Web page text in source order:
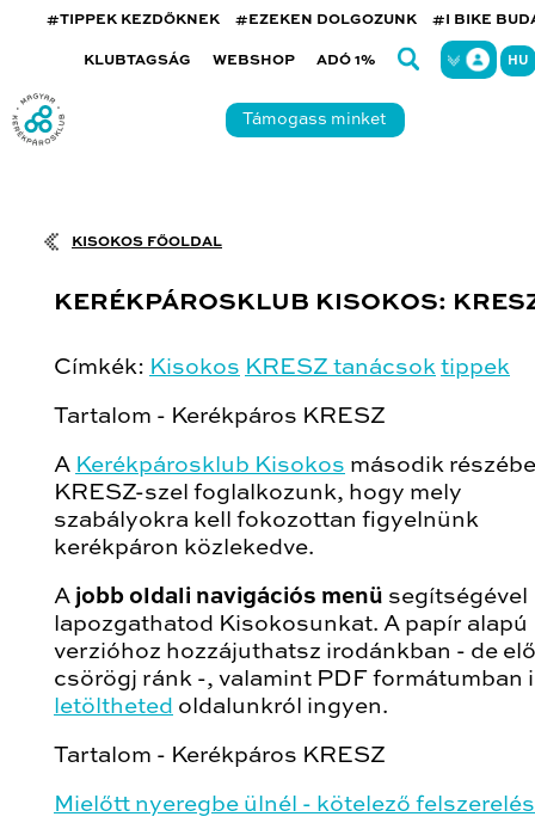
#TIPPEK KEZDŐKNEK #EZEKEN DOLGOZUNK #I BIKE
KLUBTAGSÁG WEBSHOP ADÓ 1% HU
Támogass minket
KISOKOS FŐOLDAL
KERÉKPÁROSKLUB KISOKOS:
Címkék: Kisokos KRESZ tanácsok tippek
Tartalom - Kerékpáros KRESZ
A Kerékpárosklub Kisokos második
KRESZ-szel foglalkozunk, hogy mely
szabályokra kell fokozottan figyelnünk
kerékpáron közlekedve.
A jobb oldali navigációs menü segítségével
lapozgathatod Kisokosunkat. A papír alapú
verzióhoz hozzájuthatsz irodánkban - de
csörögj ránk -, valamint PDF formátumban
letöltheted oldalunkról ingyen.
Tartalom - Kerékpáros KRESZ
Mielőtt nyeregbe ülnél - kötelező